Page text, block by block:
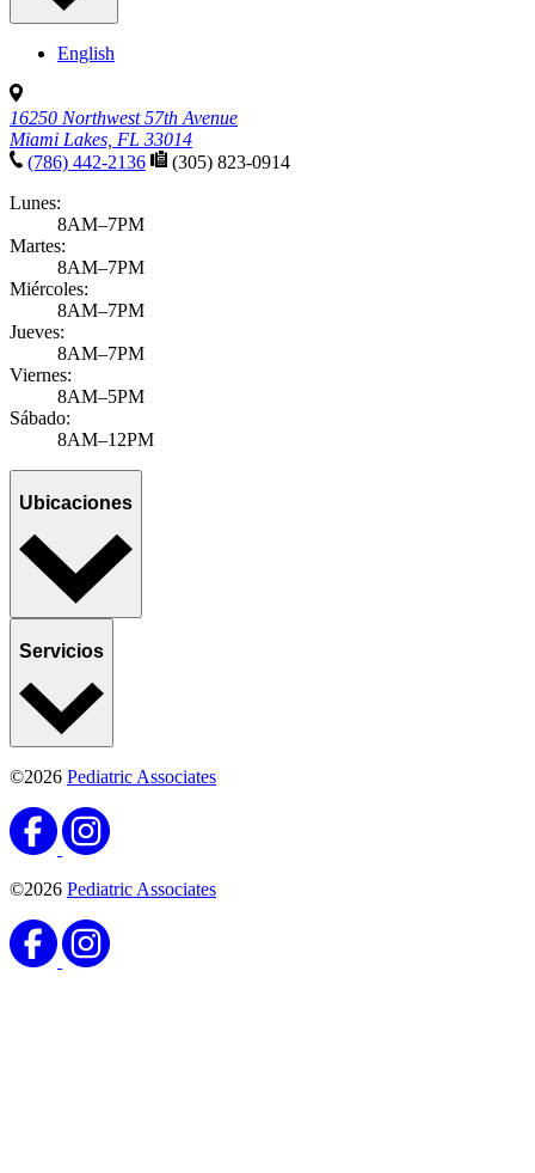
English
16250 Northwest 57th Avenue
Miami Lakes, FL 33014
(786) 442-2136
(305) 823-0914
Lunes:
8AM–7PM
Martes:
8AM–7PM
Miércoles:
8AM–7PM
Jueves:
8AM–7PM
Viernes:
8AM–5PM
Sábado:
8AM–12PM
Ubicaciones
Servicios
©2026 Pediatric Associates
©2026 Pediatric Associates